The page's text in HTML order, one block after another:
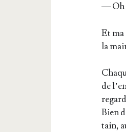
— Oh
Et ma
la
de
Bien
tain,